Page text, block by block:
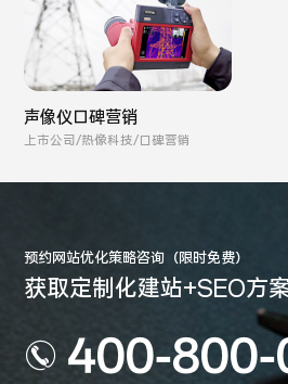
声像仪口碑营销
上市公司/热像科技/口碑营销
预约网站优化策略咨询（限时免费）
获取定制化建站+SEO方
400-800-